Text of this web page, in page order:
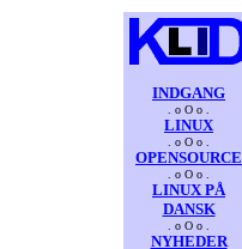
INDGANG
. o O o .
LINUX
. o O o .
OPENSOURCE
. o O o .
LINUX PÅ
DANSK
. o O o .
NYHEDER